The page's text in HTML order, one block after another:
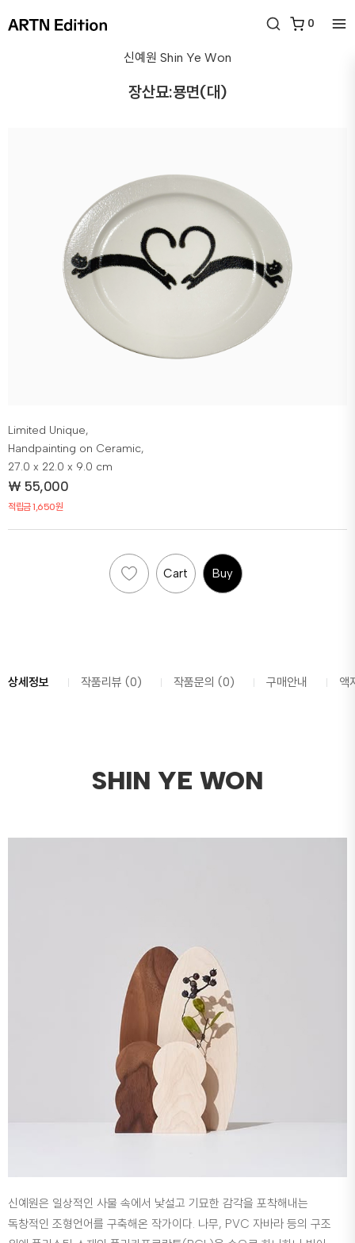
0
신예원 Shin Ye Won
장산묘:묭면(대)
Limited Unique,
Handpainting on Ceramic,
27.0 x 22.0 x 9.0 cm
₩ 55,000
적립금 1,650원
Cart Buy
상세정보 작품리뷰 (0) 작품문의 (0) 구매안내 액
SHIN YE WON
신예원은 일상적인 사물 속에서 낯설고 기묘한 감각을 포착해내는
독창적인 조형언어를 구축해온 작가이다. 나무, PVC 자바라 등의 구조